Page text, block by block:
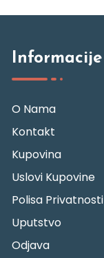
Informacije
O Nama
Kontakt
Kupovina
Uslovi Kupovine
Polisa Privatnosti
Uputstvo
Odjava